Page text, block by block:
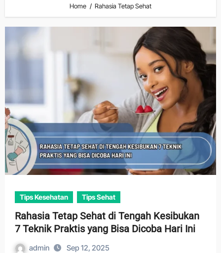
Home Rahasia Tetap Sehat
Tips Kesehatan Tips Sehat
Rahasia Tetap Sehat di Tengah Kesibukan
7 Teknik Praktis yang Bisa Dicoba Hari Ini
admin Sep 12, 2025